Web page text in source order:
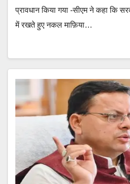
प्रावधान किया गया -सीएम ने कहा कि
में रखते हुए नकल माफ़िया…